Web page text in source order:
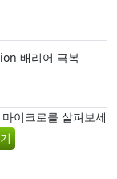
배리어 극복
이크로를 살펴보세